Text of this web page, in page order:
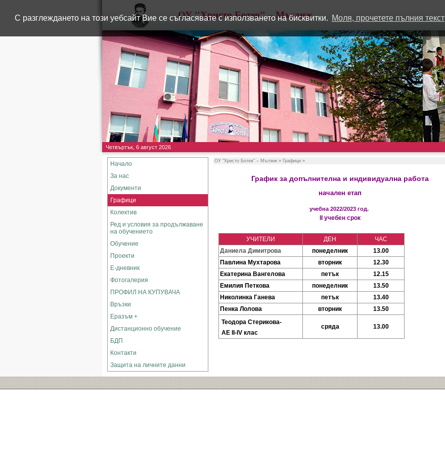
С разглеждането на този уебсайт Вие се съгласявате с използването на бисквитки. Моля, прочетете пълния текст
ОУ "Христо Ботев" – Мъглиж
Четвъртък, 6 август 2026
Начало
За нас
Документи
Графици
Колектив
Ред и условия за продължаване
на обучението
Обучение
Проекти
Е-дневник
Фотогалерия
ПРОФИЛ НА КУПУВАЧА
Връзки
Еразъм +
Дистанционно обучение
БДП
Контакти
Защита на личните данни
ОУ "Христо Ботев" – Мъглиж » Графици »
График за допълнителна и индивидуална работа
начален етап
учебна 2022/2023 год.
II учебен срок
УЧИТЕЛИ ДЕН
ЧАС
Даниела Димитрова
понеделник
13.00
Павлина Мухтарова
вторник
12.30
Екатерина Вангелова
петък
12.15
Емилия Петкова
понеделник
13.50
Николинка Ганева
петък
13.40
Пенка Лолова
вторник
13.50
Теодора Стерикова-
АЕ II-IV клас
сряда 13.00